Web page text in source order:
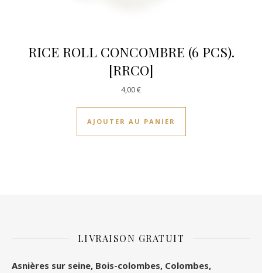
RICE ROLL CONCOMBRE (6 PCS).
[RRCO]
4,00€
AJOUTER AU PANIER
LIVRAISON GRATUIT
Asnières sur seine, Bois-colombes, Colombes,